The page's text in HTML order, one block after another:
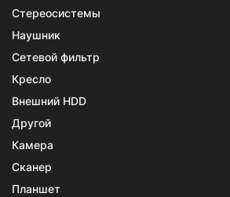
Стереосистемы
Наушник
Сетевой фильтр
Кресло
Внешний HDD
Другой
Камера
Сканер
Планшет